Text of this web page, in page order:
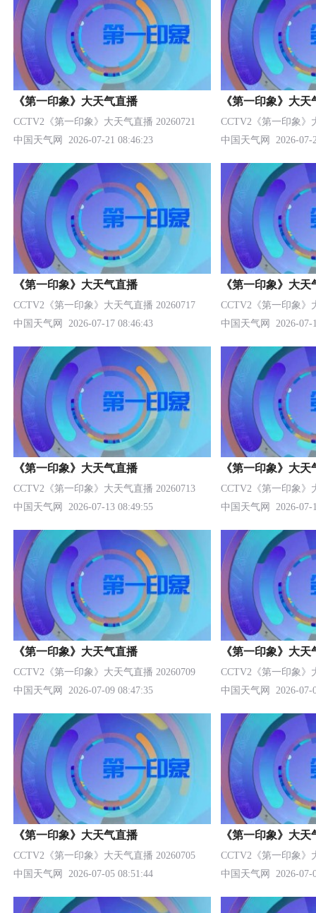
《第一印象》大天气直播
CCTV2《第一印象》大天气直播 20260721
中国天气网
2026-07-21 08:46:23
《第一印象》大天
CCTV2《第一印象》
中国天气网
2026-07-
《第一印象》大天气直播
CCTV2《第一印象》大天气直播 20260717
中国天气网
2026-07-17 08:46:43
《第一印象》大天
CCTV2《第一印象》
中国天气网
2026-07-
《第一印象》大天气直播
CCTV2《第一印象》大天气直播 20260713
中国天气网
2026-07-13 08:49:55
《第一印象》大天
CCTV2《第一印象》
中国天气网
2026-07-
《第一印象》大天气直播
CCTV2《第一印象》大天气直播 20260709
中国天气网
2026-07-09 08:47:35
《第一印象》大天
CCTV2《第一印象》
中国天气网
2026-07-
《第一印象》大天气直播
CCTV2《第一印象》大天气直播 20260705
中国天气网
2026-07-05 08:51:44
《第一印象》大天
CCTV2《第一印象》
中国天气网
2026-07-